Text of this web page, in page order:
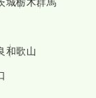
和歌山